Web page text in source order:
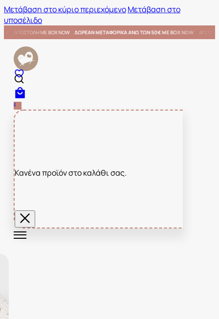
Μετάβαση στο κύριο περιεχόμενοΜετάβαση στο
υποσέλιδο
ΜΕ BOX NOW ΑΠΟΣΤΟΛΗ ΜΕ BOX NOW ΔΩΡΕΑΝ ΜΕΤΑΦΟΡΙΚΑ ΑΝΩ ΤΩΝ 50€ ΜΕ BOX
0
Κανένα προϊόν στο καλάθι σας.